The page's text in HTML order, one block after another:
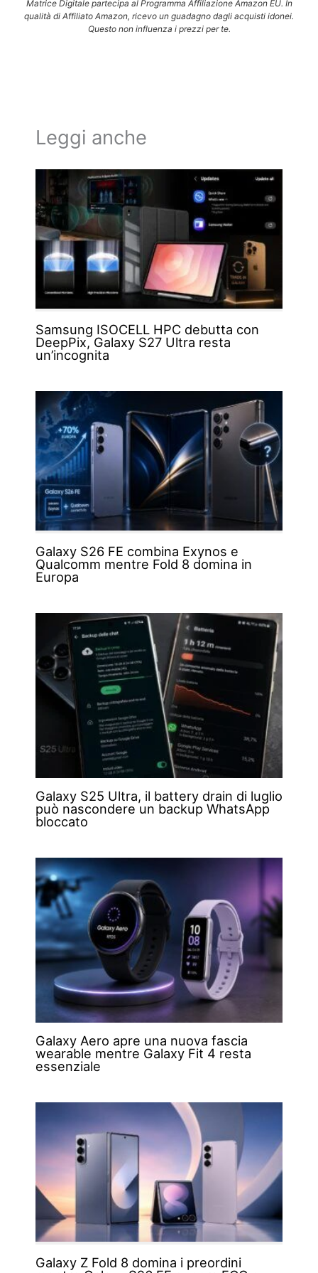
Matrice Digitale partecipa al Programma Affiliazione Amazon EU. In
qualità di Affiliato Amazon, ricevo un guadagno dagli acquisti idonei.
Questo non influenza i prezzi per te.
Leggi anche
Samsung ISOCELL HPC debutta con
DeepPix, Galaxy S27 Ultra resta
un’incognita
Galaxy S26 FE combina Exynos e
Qualcomm mentre Fold 8 domina in
Europa
Galaxy S25 Ultra, il battery drain di luglio
può nascondere un backup WhatsApp
bloccato
Galaxy Aero apre una nuova fascia
wearable mentre Galaxy Fit 4 resta
essenziale
Galaxy Z Fold 8 domina i preordini